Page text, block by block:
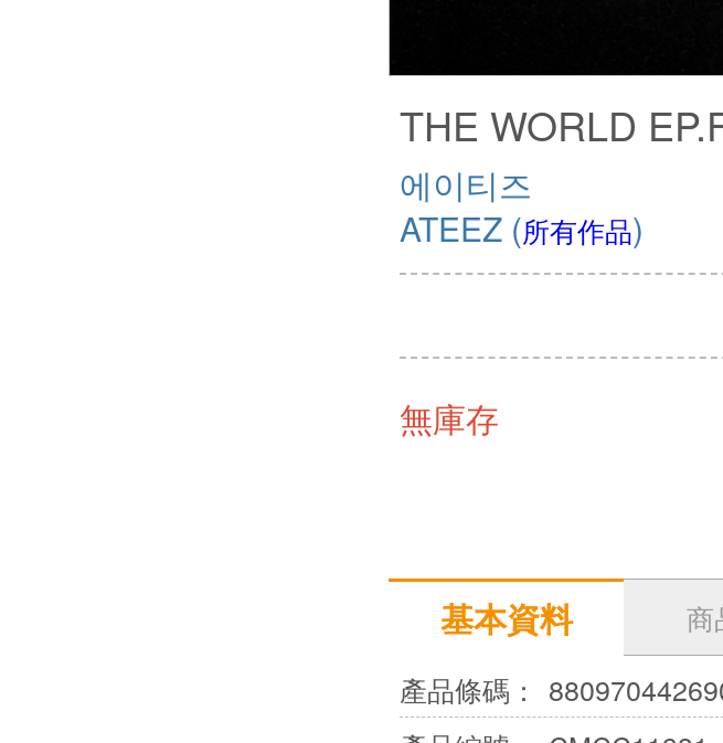
THE WORLD
에이티즈
ATEEZ (所有作品)
無庫存
基本資料 商
產品條碼：